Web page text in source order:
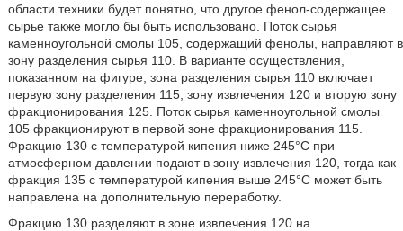
области техники будет понятно, что другое фенол-содержащее
сырье также могло бы быть использовано. Поток сырья
каменноугольной смолы 105, содержащий фенолы, направляют в
зону разделения сырья 110. В варианте осуществления,
показанном на фигуре, зона разделения сырья 110 включает
первую зону разделения 115, зону извлечения 120 и вторую зону
фракционирования 125. Поток сырья каменноугольной смолы
105 фракционируют в первой зоне фракционирования 115.
Фракцию 130 с температурой кипения ниже 245°C при
атмосферном давлении подают в зону извлечения 120, тогда как
фракция 135 с температурой кипения выше 245°C может быть
направлена на дополнительную переработку.
Фракцию 130 разделяют в зоне извлечения 120 на